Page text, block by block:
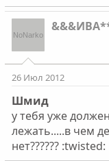
26 Июл 2012
Шмид
у тебя уже
лежать.....в чем
нет?????? :twisted: